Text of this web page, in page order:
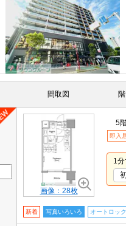
間取図 階
画像：28枚
5
即入
1
新着 写真いろいろ オートロック